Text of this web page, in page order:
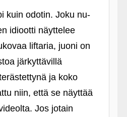
kuin odotin. Joku nu-
idiootti näyttelee
liftaria, juoni on
järkyttävillä
ja koko
niin, että se näyttää
Jos jotain